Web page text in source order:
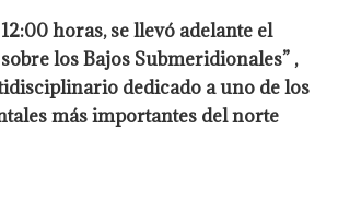
horas, se llevó adelante el
los Bajos Submeridionales” ,
dedicado a uno de los
más importantes del norte